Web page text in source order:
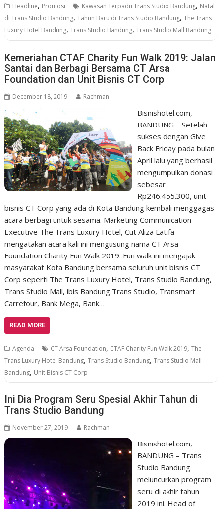
Headline, Promosi Kawasan Terpadu Trans Studio Bandung, Natal
di Trans Studio Bandung,Tahun Baru di Trans Studio Bandung,The Trans
Luxury Hotel Bandung,Trans Studio Bandung,Trans Studio Mall Bandung
Kemeriahan CTAF Charity Fun Walk 2019: Jalan
Santai dan Berbagi Bersama CT Arsa
Foundation dan Unit Bisnis CT Corp
December 18, 2019 Rachman
Bisnishotel.com,
BANDUNG – Setelah
sukses dengan Give
Back Friday pada bulan
April lalu yang berhasil
mengumpulkan donasi
sebesar
Rp246.455.300, unit
bisnis CT Corp yang ada di Kota Bandung kembali menggagas
acara berbagi untuk sesama. Marketing Communication
Executive The Trans Luxury Hotel, Cut Aliza Latifa
mengatakan acara kali ini mengusung nama CT Arsa
Foundation Charity Fun Walk 2019. Fun walk ini mengajak
masyarakat Kota Bandung bersama seluruh unit bisnis CT
Corp seperti The Trans Luxury Hotel, Trans Studio Bandung,
Trans Studio Mall, ibis Bandung Trans Studio, Transmart
Carrefour, Bank Mega, Bank…
READ MORE
Agenda CT Arsa Foundation, CTAF Charity Fun Walk 2019,The
Trans Luxury Hotel Bandung,Trans Studio Bandung,Trans Studio Mall
Bandung, Unit Bisnis CT Corp
Ini Dia Program Seru Spesial Akhir Tahun di
Trans Studio Bandung
November 27, 2019 Rachman
Bisnishotel.com,
BANDUNG – Trans
Studio Bandung
meluncurkan program
seru di akhir tahun
2019 ini. Head of